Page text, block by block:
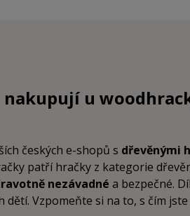
u
českých e-shopů s dřevěnými
patří hračky z kategorie
nezávadné a bezpečné.
Vzpomeňte si na to, s čím